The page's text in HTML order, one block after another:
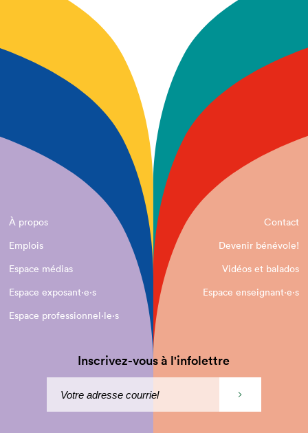
À propos
Contact
Emplois
Devenir bénévole!
Espace médias
Vidéos et balados
Espace exposant·e⋅s
Espace enseignant·e⋅s
Espace professionnel·le⋅s
Inscrivez-vous à l'infolettre